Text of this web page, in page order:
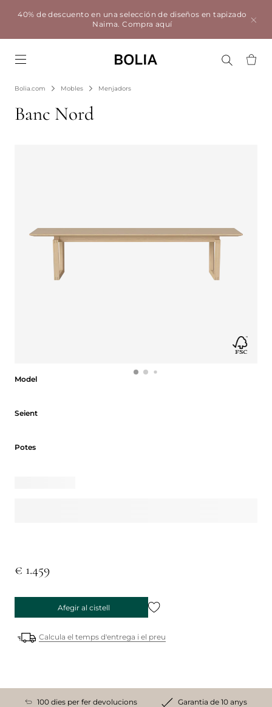
40% de descuento en una selección de diseños en tapizado
Naima.Compra aquí
Bolia.com Mobles Menjadors
Banc Nord
Model
Seient
Potes
€ 1.459
Afegir al cistell
Calcula el temps d'entrega i el preu
100 dies per fer devolucions Garantia de 10 anys